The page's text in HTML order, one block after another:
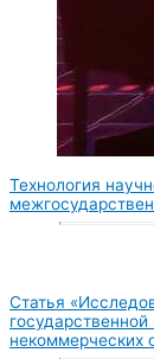
Технология
Статья
некоммерческих